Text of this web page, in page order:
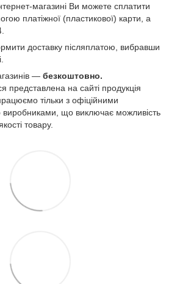
магазині Ви можете сплатити
платіжної (пластикової) карти, а
доставку післяплатою, вибравши
— безкоштовно.
представлена на сайті продукція
тільки з офіційними
виробниками, що виключає можливість
товару.